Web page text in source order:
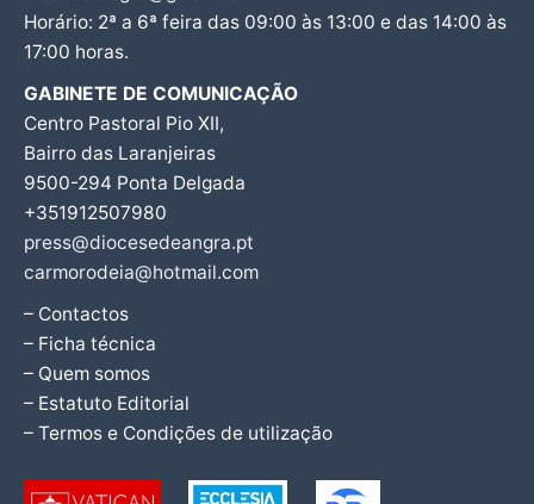
Horário: 2ª a 6ª feira das 09:00 às 13:00 e das 14:00 às
17:00 horas.
GABINETE DE COMUNICAÇÃO
Centro Pastoral Pio XII,
Bairro das Laranjeiras
9500-294 Ponta Delgada
+351912507980
press@diocesedeangra.pt
carmorodeia@hotmail.com
– Contactos
– Ficha técnica
– Quem somos
– Estatuto Editorial
– Termos e Condições de utilização